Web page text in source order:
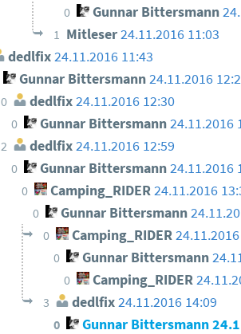
0 Gunnar Bittersmann
1 Mitleser24.11.2016 11:03
dedlfix24.11.2016 11:43
Gunnar Bittersmann 24.11.2016
0 dedlfix24.11.2016 12:30
0 Gunnar Bittersmann24.11.2016
2 dedlfix24.11.2016 12:59
0 Gunnar Bittersmann24.11.2016
0 Camping_RIDER24.11.2016
0 Gunnar Bittersmann
0 Camping_RIDER
0 Gunnar Bittersmann
0 Camping_RIDER
3 dedlfix 24.11.2016 14:09
0 Gunnar Bittersmann